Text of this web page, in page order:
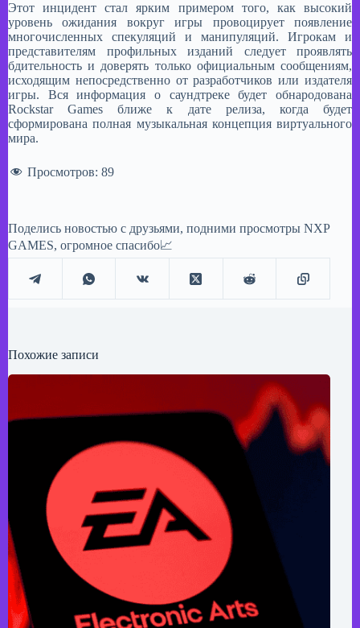
​Этот инцидент стал ярким примером того, как высокий
уровень ожидания вокруг игры провоцирует появление
многочисленных спекуляций и манипуляций. Игрокам и
представителям профильных изданий следует проявлять
бдительность и доверять только официальным сообщениям,
исходящим непосредственно от разработчиков или издателя
игры. Вся информация о саундтреке будет обнародована
Rockstar Games ближе к дате релиза, когда будет
сформирована полная музыкальная концепция виртуального
мира.
Просмотров: 89
Поделись новостью с друзьями, подними просмотры NXP
GAMES, огромное спасибо📈
Похожие записи